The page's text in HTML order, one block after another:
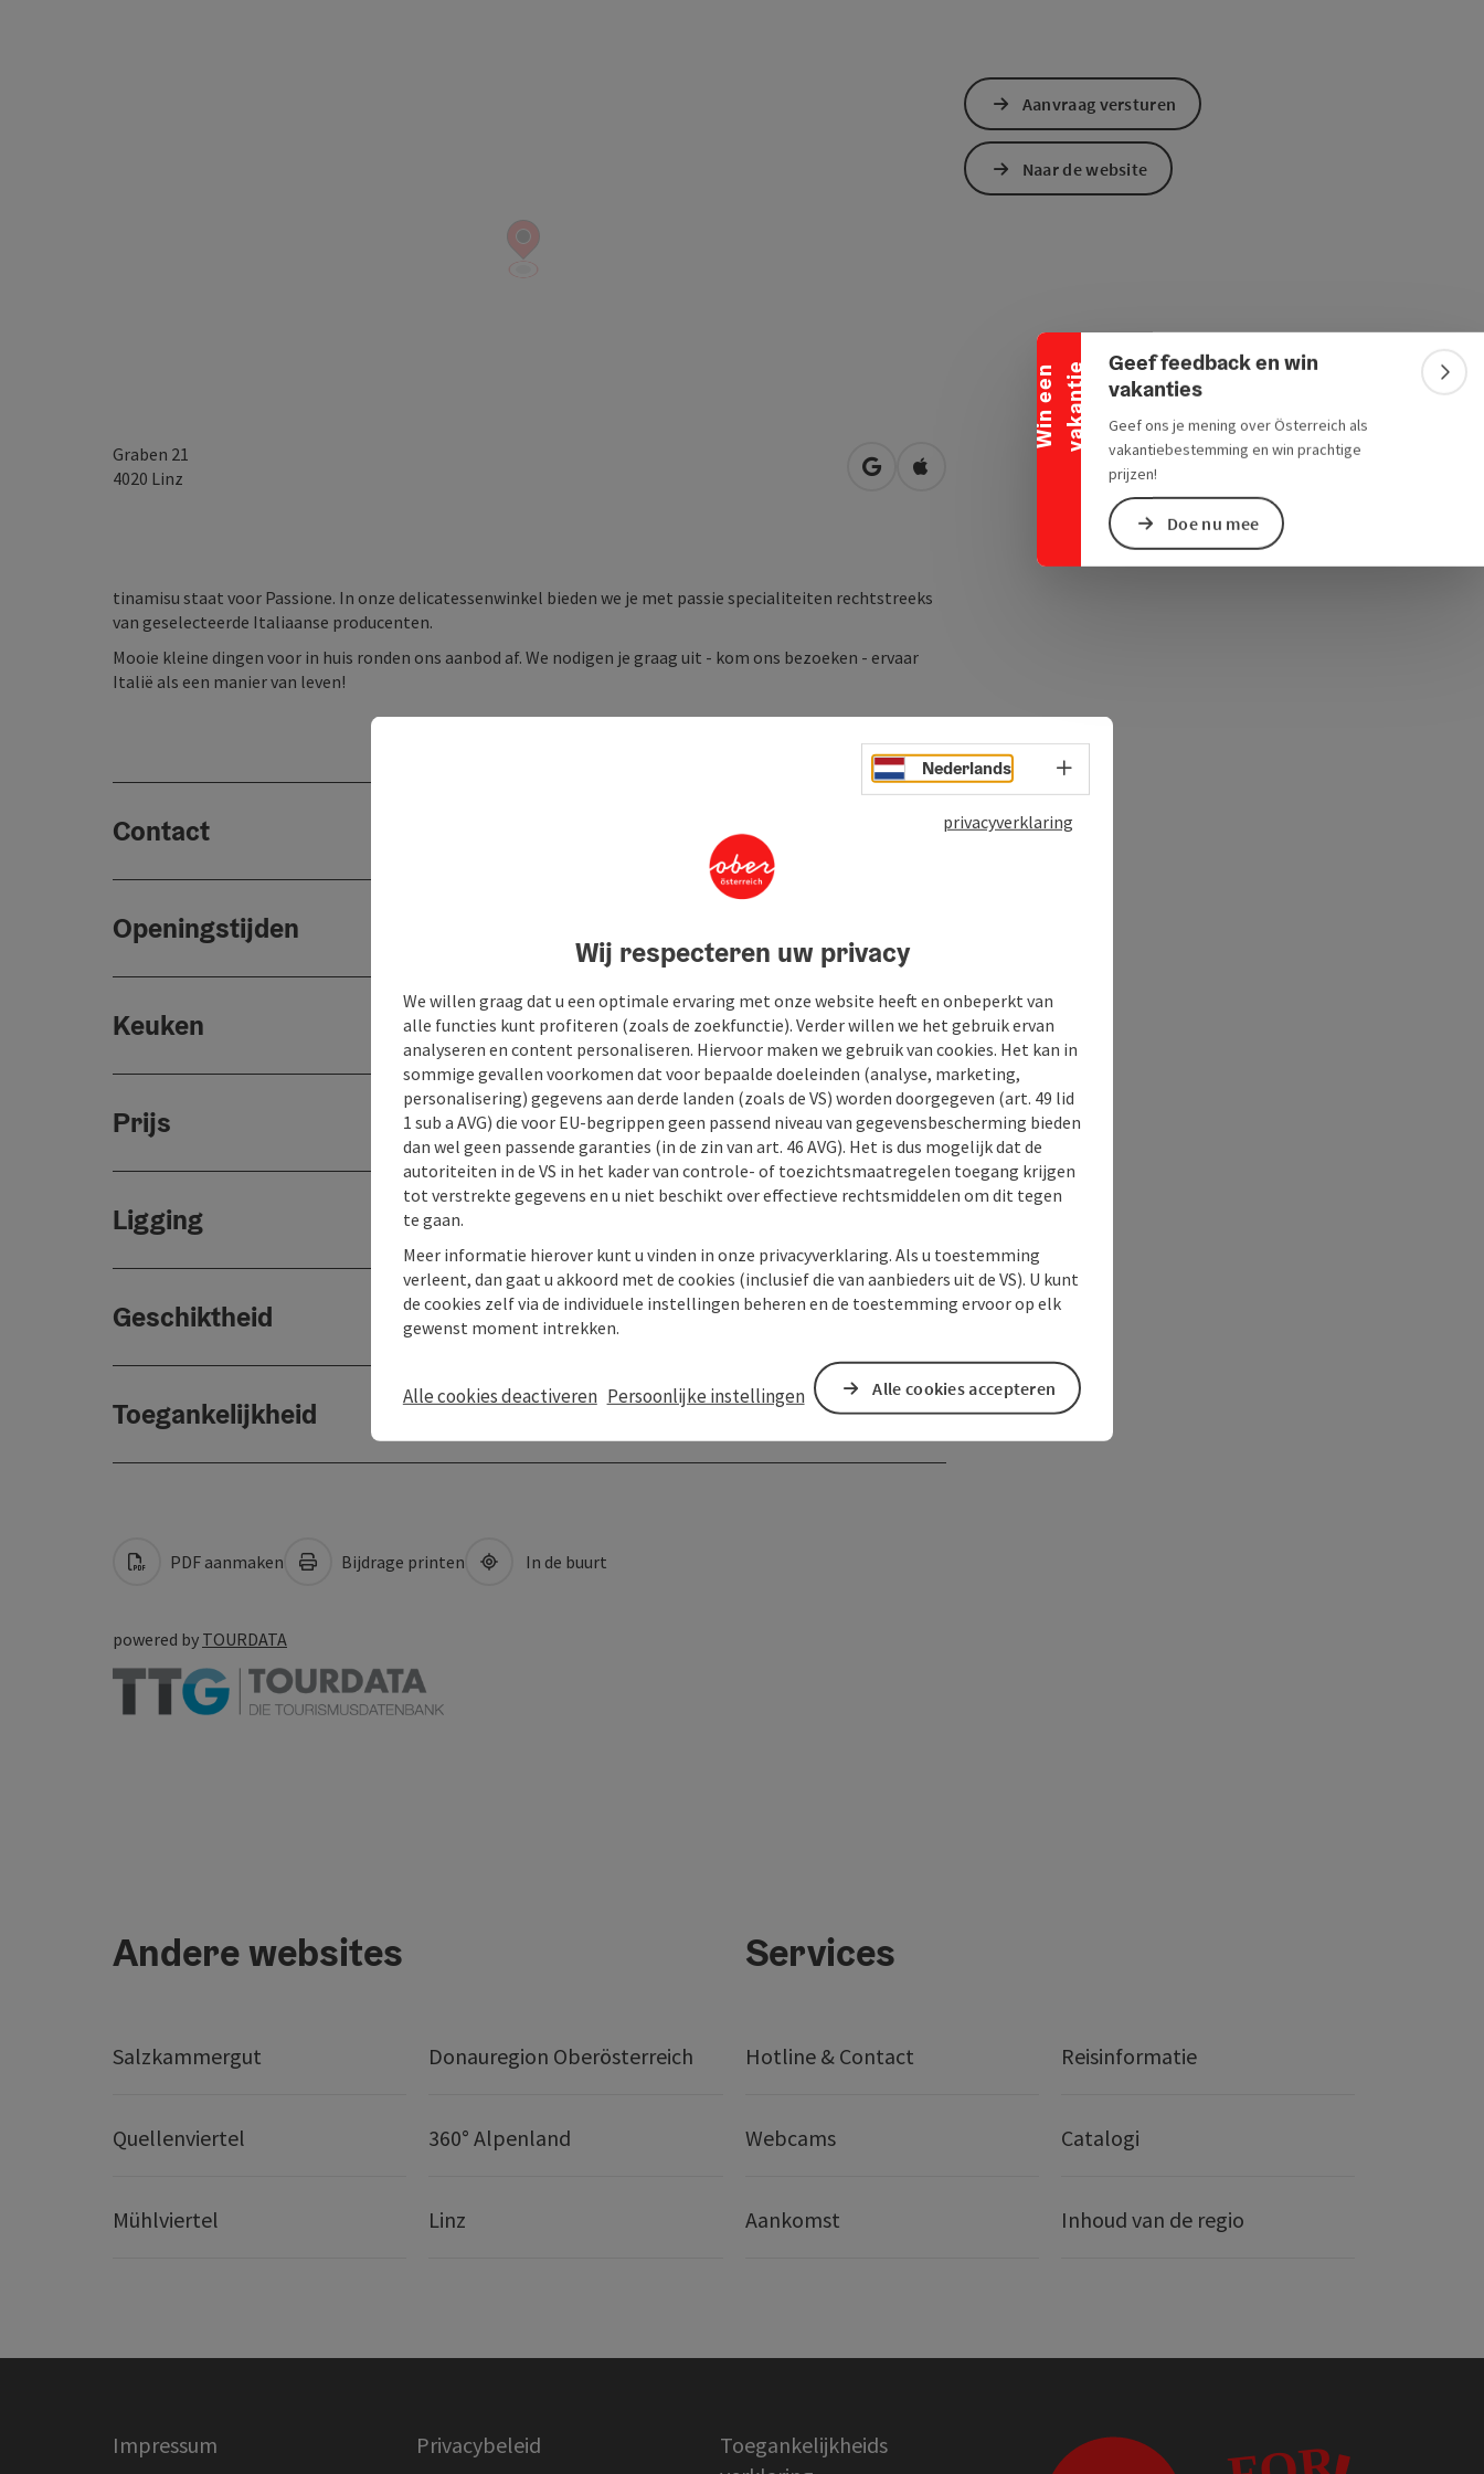
W
i
n
e
e
n
v
a
k
a
n
t
ie
Banner inklappen
Geef feedback en win
vakanties
Geef ons je mening over Österreich als
vakantiebestemming en win prachtige
prijzen!
Doe nu mee
Graben 21
4020 Linz Openen in Google Maps
Openen in Apple Maps
tinamisu staat voor Passione. In onze delicatessenwinkel bieden we je met passie specialiteiten rechtstreeks
van geselecteerde Italiaanse producenten.
Mooie kleine dingen voor in huis ronden ons aanbod af. We nodigen je graag uit - kom ons bezoeken - ervaar
Italië als een manier van leven!
Contact
Openingstijden
Keuken
Prijs
Ligging
Geschiktheid
Toegankelijkheid
Aanvraag versturen
Naar de website
PDF aanmaken Bijdrage printen In de buurt
powered by TOURDATA
Andere websites
Salzkammergut Donauregion Oberösterreich
Quellenviertel 360° Alpenland
Mühlviertel Linz
Services
Hotline & Contact Reisinformatie
Webcams Catalogi
Aankomst Inhoud van de regio
Impressum Privacybeleid
Toegankelijkheids
Nederlands Taalkeuze - menu openen
privacyverklaring
Wij respecteren uw privacy
We willen graag dat u een optimale ervaring met onze website heeft en onbeperkt van
alle functies kunt profiteren (zoals de zoekfunctie). Verder willen we het gebruik ervan
analyseren en content personaliseren. Hiervoor maken we gebruik van cookies. Het kan in
sommige gevallen voorkomen dat voor bepaalde doeleinden (analyse, marketing,
personalisering) gegevens aan derde landen (zoals de VS) worden doorgegeven (art. 49 lid
1 sub a AVG) die voor EU-begrippen geen passend niveau van gegevensbescherming bieden
dan wel geen passende garanties (in de zin van art. 46 AVG). Het is dus mogelijk dat de
autoriteiten in de VS in het kader van controle- of toezichtsmaatregelen toegang krijgen
tot verstrekte gegevens en u niet beschikt over effectieve rechtsmiddelen om dit tegen
te gaan.
Meer informatie hierover kunt u vinden in onze privacyverklaring. Als u toestemming
verleent, dan gaat u akkoord met de cookies (inclusief die van aanbieders uit de VS). U kunt
de cookies zelf via de individuele instellingen beheren en de toestemming ervoor op elk
gewenst moment intrekken.
Alle cookies deactiveren Persoonlijke instellingen Alle cookies accepteren